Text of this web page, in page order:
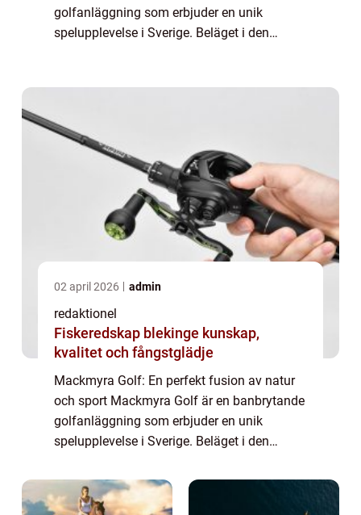
golfanläggning som erbjuder en unik
spelupplevelse i Sverige. Beläget i den
02 april 2026 admin
redaktionel
Fiskeredskap blekinge kunskap,
kvalitet och fångstglädje
Mackmyra Golf: En perfekt fusion av natur
och sport Mackmyra Golf är en banbrytande
golfanläggning som erbjuder en unik
spelupplevelse i Sverige. Beläget i den
omgivet av storslagen natur och ger spelare
en chans...